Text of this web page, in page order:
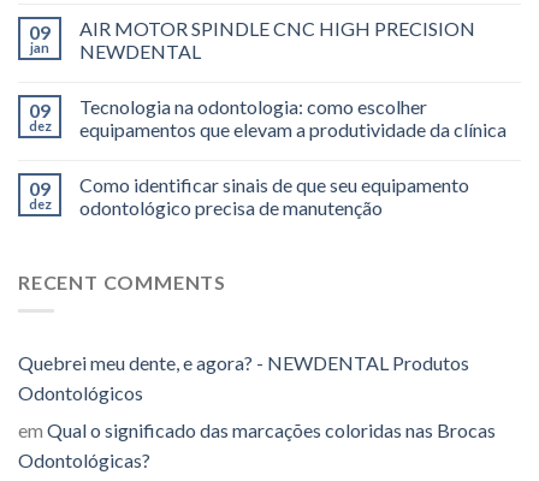
09
jan
AIR MOTOR SPINDLE CNC HIGH PRECISION
NEWDENTAL
09
dez
Tecnologia na odontologia: como escolher
equipamentos que elevam a produtividade da clínica
09
dez
Como identificar sinais de que seu equipamento
odontológico precisa de manutenção
RECENT COMMENTS
Quebrei meu dente, e agora? - NEWDENTAL Produtos
Odontológicos
em Qual o significado das marcações coloridas nas Brocas
Odontológicas?